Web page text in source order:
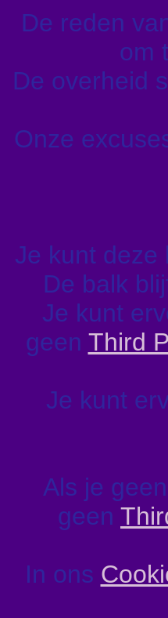
De reden
om
De overheid
Onze
Je kunt deze
De balk
Je kunt
geen Third
Je kunt
Als je
geen
In ons